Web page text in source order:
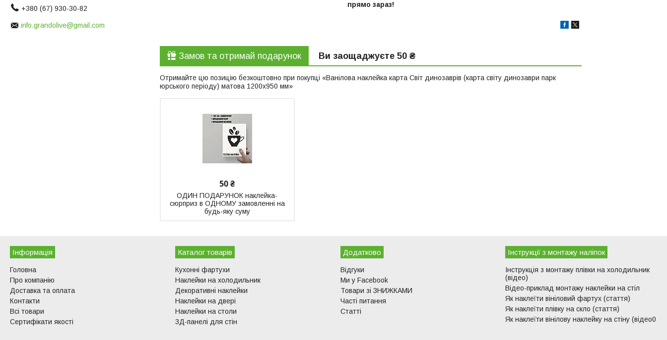
прямо зараз!
Замов та отримай подарунок Ви заощаджуєте 50 ₴
Отримайте цю позицію безкоштовно при покупці «Ванілова наклейка карта Світ динозаврів (карта світу динозаври парк
юрського періоду) матова 1200х950 мм»
50 ₴
ОДИН ПОДАРУНОК наклейка-
сюрприз в ОДНОМУ замовленні на
будь-яку суму
+380 (67) 930-30-82
info.grandolive@gmail.com
Інформація
Головна
Про компанію
Доставка та оплата
Контакти
Всі товари
Сертифікати якості
Каталог товарів
Кухонні фартухи
Наклейки на холодильник
Декоративні наклейки
Наклейки на двері
Наклейки на столи
3Д-панелі для стін
Додатково
Відгуки
Ми у Facebook
Товари зі ЗНИЖКАМИ
Часті питання
Статті
Інструкції з монтажу наліпок
Інструкція з монтажу плівки на холодильник
(відео)
Відео-приклад монтажу наклейки на стіл
Як наклеїти вініловий фартух (стаття)
Як наклеїти плівку на скло (стаття)
Як наклеїти вінілову наклейку на стіну (відео0